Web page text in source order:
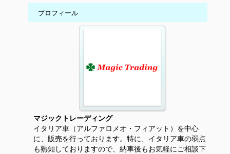
プロフィール
マジックトレーディング
イタリア車（アルファロメオ・フィアット）を中心
に、販売を行っております。特に、イタリア車の弱点
も熟知しておりますので、納車後もお気軽にご相談下